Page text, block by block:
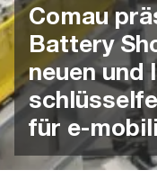
Comau
Battery
neuen
für e-